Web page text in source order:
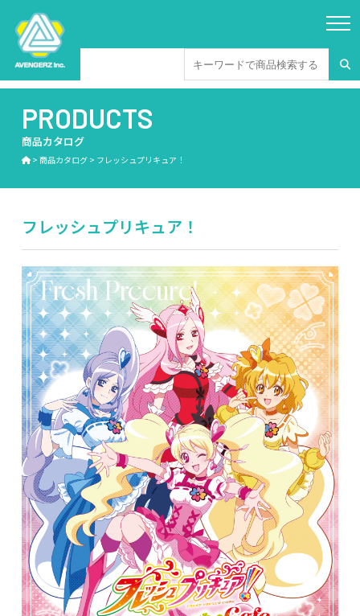
PRODUCTS
商品カタログ
> 商品カタログ> フレッシュプリキュア！
フレッシュプリキュア！